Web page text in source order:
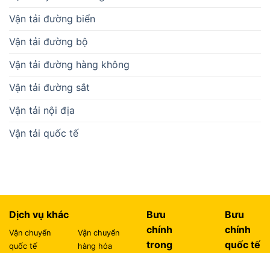
Vận tải đường biển
Vận tải đường bộ
Vận tải đường hàng không
Vận tải đường sắt
Vận tải nội địa
Vận tải quốc tế
Dịch vụ khác
Vận chuyển
quốc tế
Vận chuyển
hàng hóa
Bưu
chính
trong
Bưu
chính
quốc tế